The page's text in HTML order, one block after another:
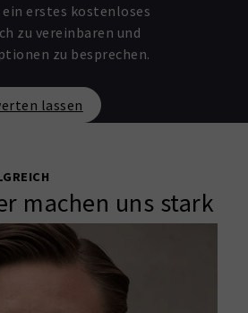
ein erstes kostenloses
zu vereinbaren und
zu besprechen.
lassen
machen uns stark